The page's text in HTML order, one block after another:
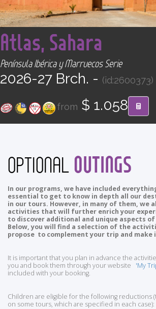
ABOUT US
CONTACT
Find your Tour
<
Atlas, Sahara
Península Ibérica y Marruecos Serie
2026-27 Brch. - (id:2600373)
from $ 1.058
OPTIONALOUTINGS
In our programs, we have included
essential to get to know in depth all our
in our tours. However, in many of them, we
activities that will further enrich your
to discover additional and unique aspects
Below, you will find a selection of the
propose to complement your trip and
It is important that you plan in advance the
you and book them through your website 'My
included with your booking.
Children are eligible for the following reductions
on some tours, which are specified in each case):